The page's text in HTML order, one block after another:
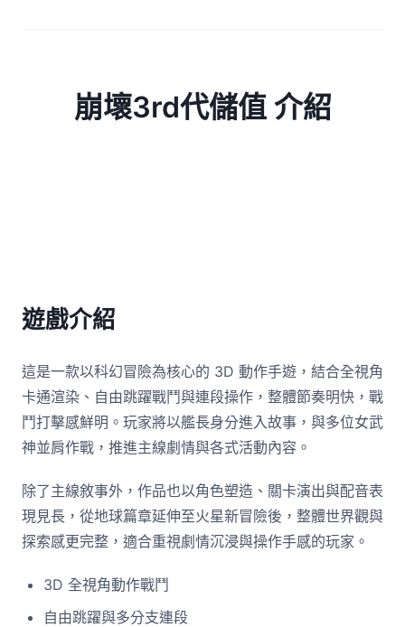
崩壞3rd代儲值 介紹
遊戲介紹
這是一款以科幻冒險為核心的 3D 動作手遊，結合全視角
卡通渲染、自由跳躍戰鬥與連段操作，整體節奏明快，戰
鬥打擊感鮮明。玩家將以艦長身分進入故事，與多位女武
神並肩作戰，推進主線劇情與各式活動內容。
除了主線敘事外，作品也以角色塑造、關卡演出與配音表
現見長，從地球篇章延伸至火星新冒險後，整體世界觀與
探索感更完整，適合重視劇情沉浸與操作手感的玩家。
3D 全視角動作戰鬥
自由跳躍與多分支連段